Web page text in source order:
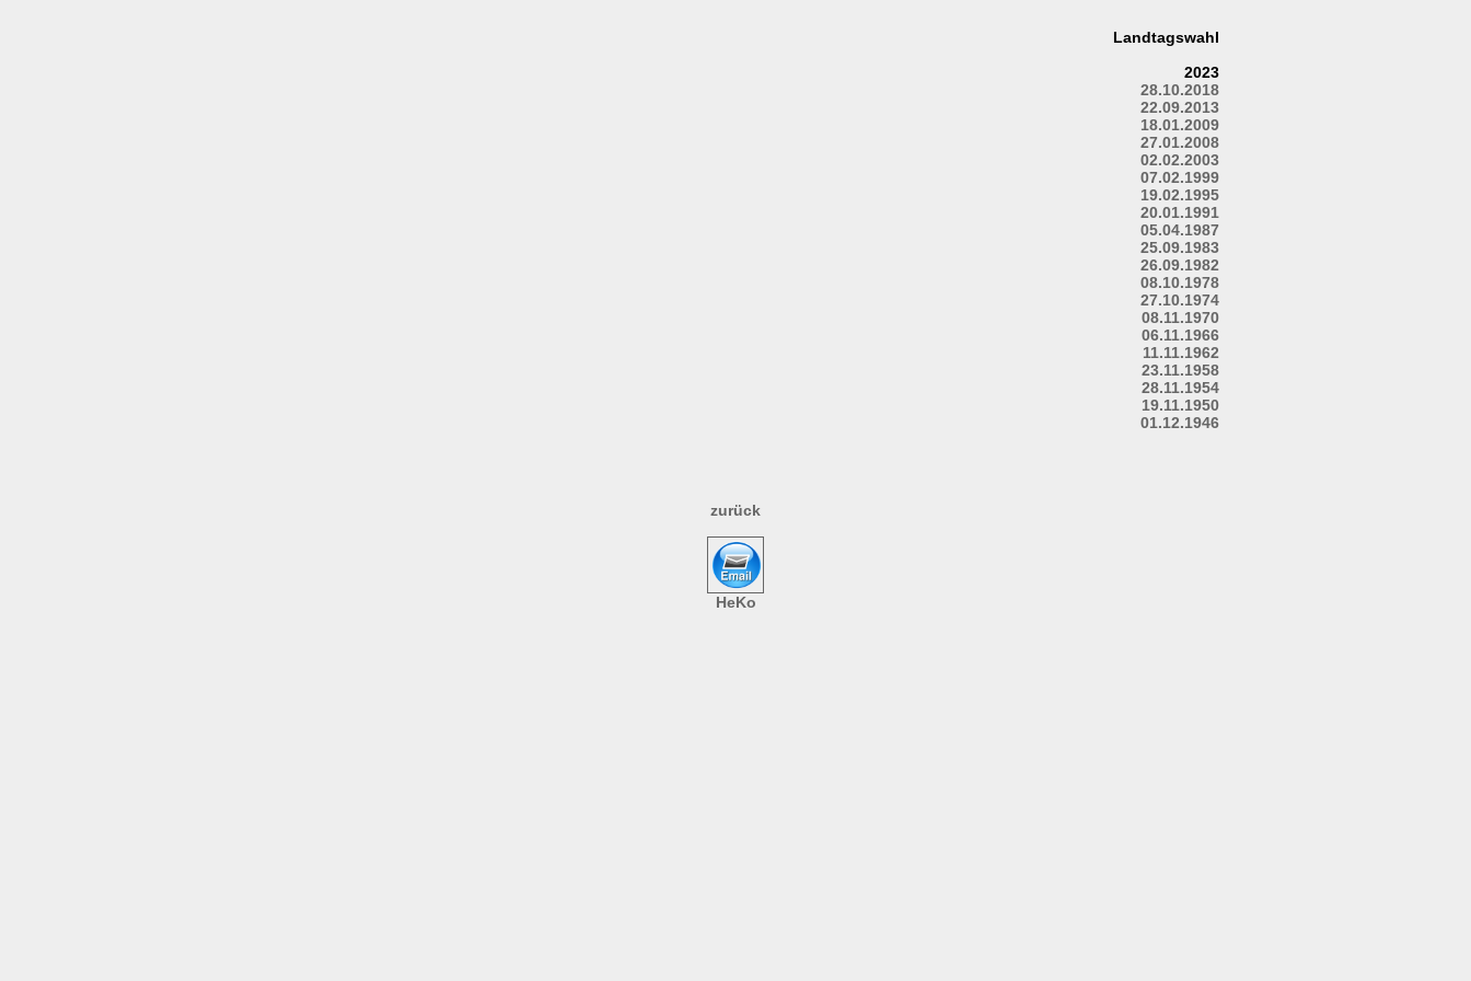
Landtagswahl
2023
28.10.2018
22.09.2013
18.01.2009
27.01.2008
02.02.2003
07.02.1999
19.02.1995
20.01.1991
05.04.1987
25.09.1983
26.09.1982
08.10.1978
27.10.1974
08.11.1970
06.11.1966
11.11.1962
23.11.1958
28.11.1954
19.11.1950
01.12.1946
zurück
HeKo